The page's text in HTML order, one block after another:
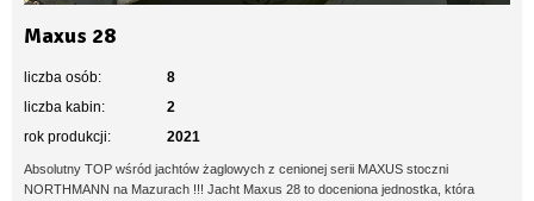
Maxus 28
liczba osób:
8
liczba kabin:
2
rok produkcji:
2021
Absolutny TOP wśród jachtów żaglowych z cenionej serii MAXUS stoczni
NORTHMANN na Mazurach !!! Jacht Maxus 28 to doceniona jednostka, która